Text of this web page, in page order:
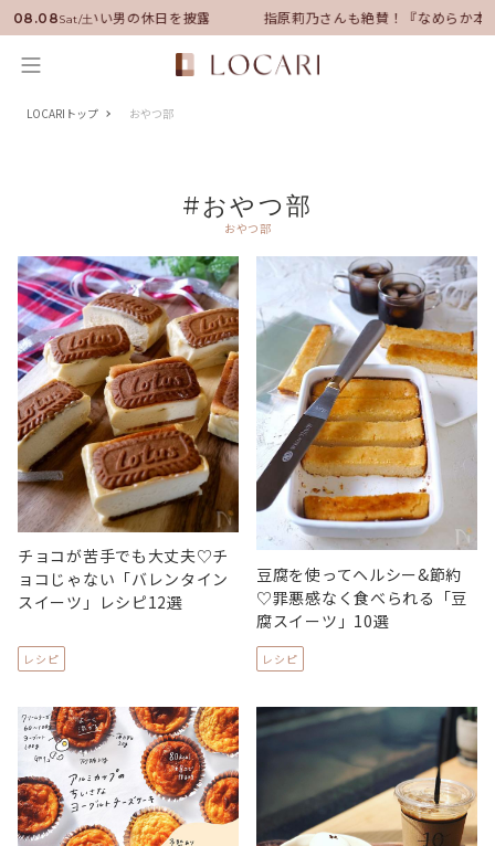
08.08Sat/土
ーに就任！いい男の休日を披露 指原莉乃さんも絶賛！『なめらか本
LOCARIトップ おやつ部
#おやつ部
おやつ部
チョコが苦手でも大丈夫♡チ
ョコじゃない「バレンタイン
スイーツ」レシピ12選
レシピ
豆腐を使ってヘルシー&節約
♡罪悪感なく食べられる「豆
腐スイーツ」10選
レシピ